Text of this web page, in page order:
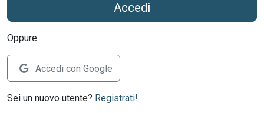
Accedi
Oppure:
Accedi con Google
Sei un nuovo utente? Registrati!